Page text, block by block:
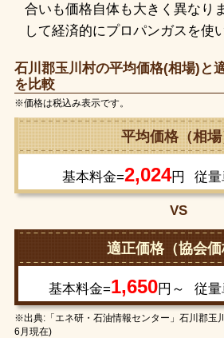
合いも価格自体も大きく異なり
して経済的にプロパンガスを使
石川郡玉川村の平均価格(相場)と
を比較
※価格は税込み表示です。
平均価格（相場
基本料金=2,024円 従
VS
適正価格（協会価
基本料金=1,650円～ 従
※出典:「エネ研・石油情報センター」石川郡玉
6月現在)